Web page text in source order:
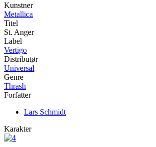
Kunstner
Metallica
Titel
St. Anger
Label
Vertigo
Distributør
Universal
Genre
Thrash
Forfatter
Lars Schmidt
Karakter